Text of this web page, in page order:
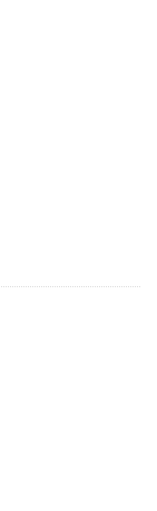
- 28614 ποσότητα